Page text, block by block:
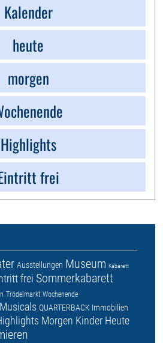
Kalender
heute
morgen
Highlights
frei
Ausstellungen Museum Kabarett
frei Sommerkabarett
Trödelmarkt Wochenende
Musicals QUARTERBACK Immobilien
Morgen Kinder Heute